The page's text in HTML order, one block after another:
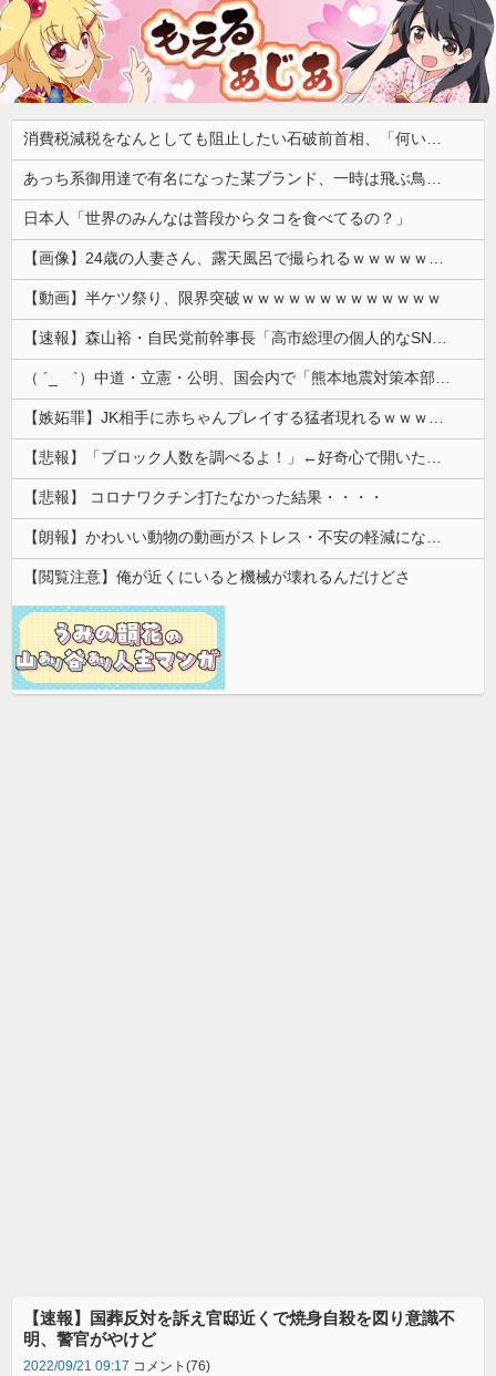
消費税減税をなんとしても阻止したい石破前首相、「何いってんのこいつ」と有権者をドン引きさせるよな屁理屈を……
あっち系御用達で有名になった某ブランド、一時は飛ぶ鳥を落とす勢いだったが今期の業績は……
日本人「世界のみんなは普段からタコを食べてるの？」
【画像】24歳の人妻さん、露天風呂で撮られるｗｗｗｗｗｗｗｗｗｗｗｗｗｗｗｗｗ
【動画】半ケツ祭り、限界突破ｗｗｗｗｗｗｗｗｗｗｗｗｗ
【速報】森山裕・自民党前幹事長「高市総理の個人的なSNS投稿が習近平主席を怒らせた」
（ ´_ゝ`）中道・立憲・公明、国会内で「熊本地震対策本部会議」各省庁からヒアリング・現地から意見聴取「パーティション、人手、宿泊施設の不足や、...
【嫉妬罪】JK相手に赤ちゃんプレイする猛者現れるｗｗｗｗｗ
【悲報】「ブロック人数を調べるよ！」←好奇心で開いたら終わるサイトだった【HotTweets】
【悲報】 コロナワクチン打たなかった結果・・・・
【朗報】かわいい動物の動画がストレス・不安の軽減になる可能性。英大学の研究で実証
【閲覧注意】俺が近くにいると機械が壊れるんだけどさ
【速報】国葬反対を訴え官邸近くで焼身自殺を図り意識不
明、警官がやけど
2022/09/21 09:17 コメント(76)